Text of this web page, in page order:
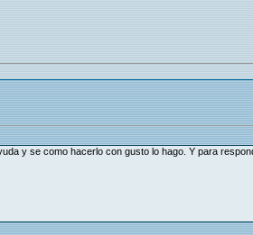
y se como hacerlo con gusto lo hago. Y para